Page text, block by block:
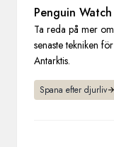
Penguin Watch
Ta reda på mer
senaste tekniken
Antarktis.
Spana efter djurliv